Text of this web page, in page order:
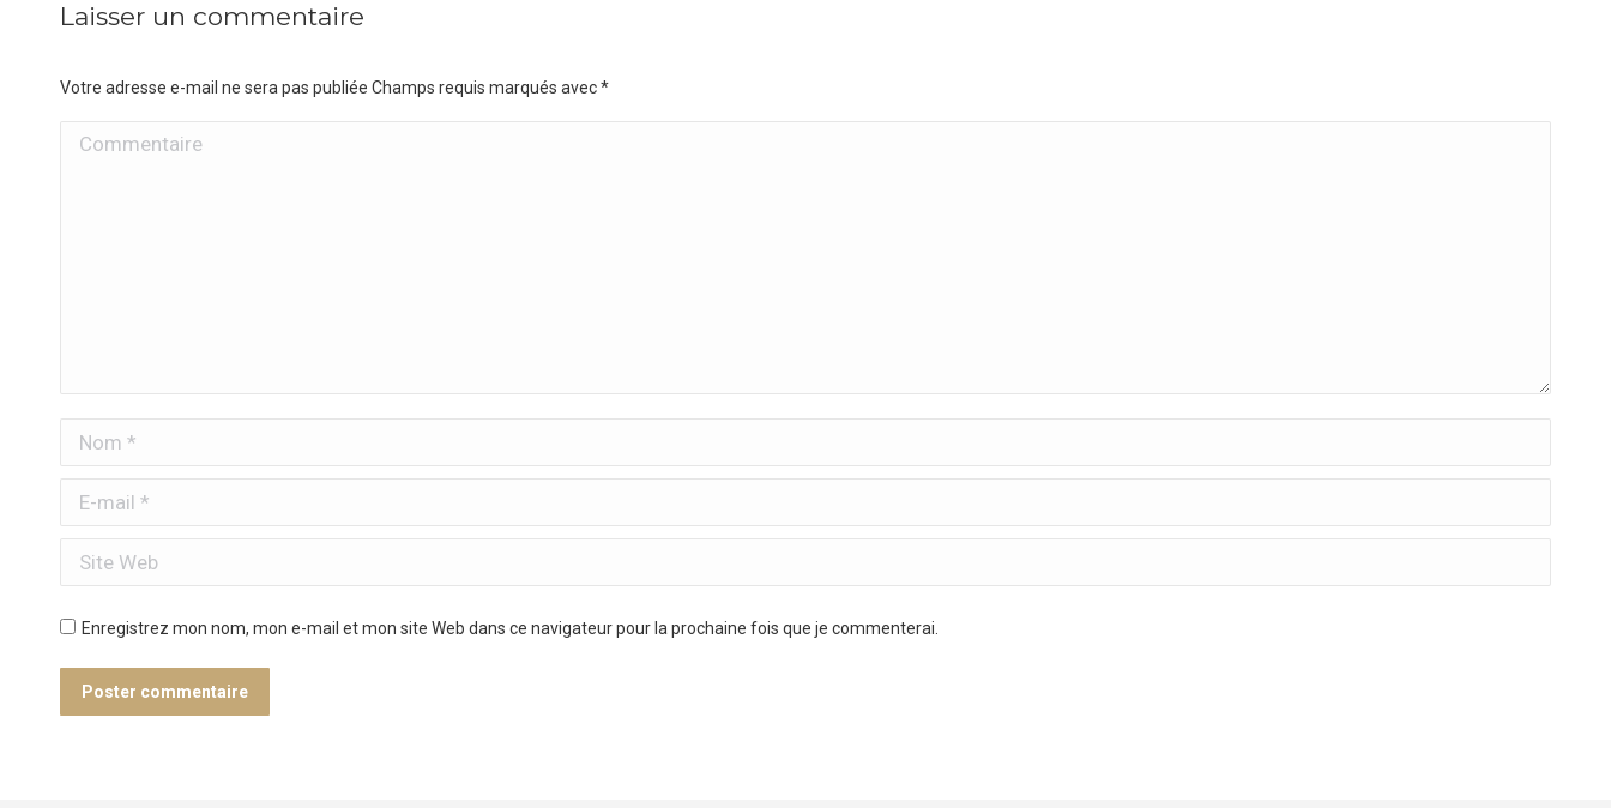
Laisser un commentaire
Votre adresse e-mail ne sera pas publiée Champs requis marqués avec*
Commentaire
Nom *
E-mail *
Site Web
Enregistrez mon nom, mon e-mail et mon site Web dans ce navigateur pour la prochaine fois que je commenterai.
Poster commentaire